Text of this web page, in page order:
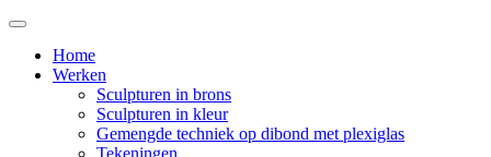
Home
Werken
Sculpturen in brons
Sculpturen in kleur
Gemengde techniek op dibond met plexiglas
Tekeningen